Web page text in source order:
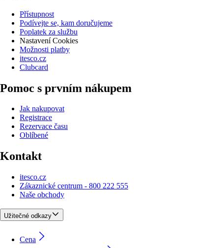
Přístupnost
Podívejte se, kam doručujeme
Poplatek za službu
Nastavení Cookies
Možnosti platby
itesco.cz
Clubcard
Pomoc s prvním nákupem
Jak nakupovat
Registrace
Rezervace času
Oblíbené
Kontakt
itesco.cz
Zákaznické centrum - 800 222 555
Naše obchody
Užitečné odkazy
Cena